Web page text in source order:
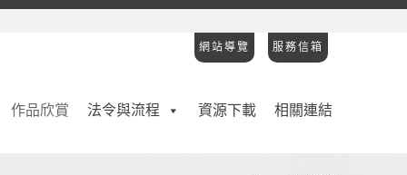
網站導覽 服務信箱
作品欣賞 法令與流程 資源下載 相關連結